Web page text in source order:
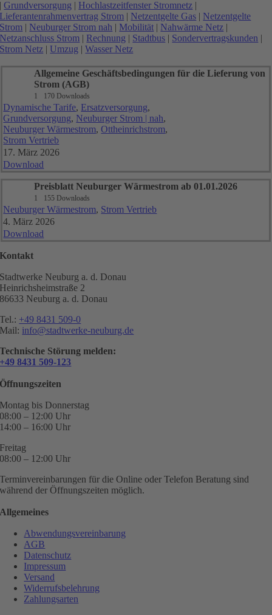
|Grundversorgung | Hochlastzeitfenster Stromnetz |
Lieferantenrahmenvertrag Strom | Netzentgelte Gas | Netzentgelte
Strom | Neuburger Strom nah | Mobilität | Nahwärme Netz |
Netzanschluss Strom | Rechnung | Stadtbus | Sondervertragskunden |
Strom Netz |Umzug |Wasser Netz
Allgemeine Geschäftsbedingungen für die Lieferung von
Strom (AGB)
1 170 Downloads
Dynamische Tarife, Ersatzversorgung,
Grundversorgung, Neuburger Strom | nah,
Neuburger Wärmestrom,Ottheinrichstrom,
Strom Vertrieb
17. März 2026
Download
Preisblatt Neuburger Wärmestrom ab 01.01.2026
1 155 Downloads
Neuburger Wärmestrom, Strom Vertrieb
4. März 2026
Download
Kontakt
Stadtwerke Neuburg a. d. Donau
Heinrichsheimstraße 2
86633 Neuburg a. d. Donau
Tel.: +49 8431 509-0
Mail: info@stadtwerke-neuburg.de
Technische Störung melden:
+49 8431 509-123
Öffnungszeiten
Montag bis Donnerstag
08:00 – 12:00 Uhr
14:00 – 16:00 Uhr
Freitag
08:00 – 12:00 Uhr
Terminvereinbarungen für die Online oder Telefon Beratung sind
während der Öffnungszeiten möglich.
Allgemeines
Abwendungsvereinbarung
AGB
Datenschutz
Impressum
Versand
Widerrufsbelehrung
Zahlungsarten